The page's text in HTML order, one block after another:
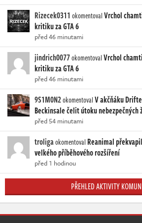
Rizecek0311 okomentovalVrchol
kritiku za GTA 6
před 46 minutami
jindrich0077okomentovalVrchol
kritiku za GTA 6
před 46 minutami
9S1M0N2okomentovalV akčňáku
Beckinsale čelit útoku nebezpečných
před 54 minutami
troligaokomentoval Reanimal
velkého příběhového rozšíření
před 1 hodinou
PŘEHLED AKTIVITY